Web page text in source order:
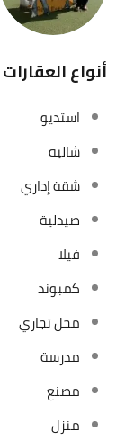
أنواع العقارات
استديو
شاليه
شقة إداري
صيدلية
فيلا
كمبوند
محل تجاري
مدرسة
مصنع
منزل